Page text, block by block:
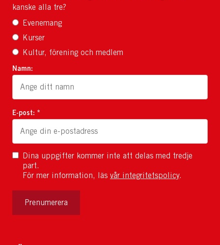
kanske alla tre?
Evenemang
Kurser
Kultur, förening och medlem
Namn:
E-post: *
Dina uppgifter kommer inte att delas med tredje
part.
För mer information, läs vår integritetspolicy.
Prenumerera